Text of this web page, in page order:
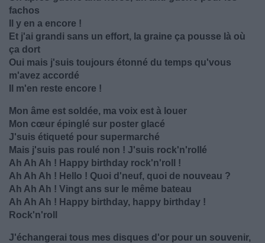
fachos
Il y en a encore !
Et j'ai grandi sans un effort, la graine ça pousse là où
ça dort
Oui mais j'suis toujours étonné du temps qu'vous
m'avez accordé
Il m'en reste encore !
Mon âme est soldée, ma voix est à louer
Mon cœur épinglé sur poster glacé
J'suis étiqueté pour supermarché
Mais j'suis pas roulé non ! J'suis rock'n'rollé
Ah Ah Ah ! Happy birthday rock'n'roll !
Ah Ah Ah ! Hello ! Quoi d'neuf, quoi de nouveau ?
Ah Ah Ah ! Vingt ans sur le même bateau
Ah Ah Ah ! Happy birthday, happy birthday !
Rock'n'roll
J'échangerai tous mes disques d'or pour un souvenir,